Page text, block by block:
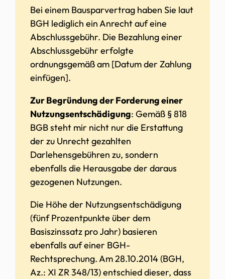
Bei einem Bausparvertrag haben Sie laut
BGH lediglich ein Anrecht auf eine
Abschlussgebühr. Die Bezahlung einer
Abschlussgebühr erfolgte
ordnungsgemäß am [Datum der Zahlung
einfügen].
Zur Begründung der Forderung einer
Nutzungsentschädigung: Gemäß § 818
BGB steht mir nicht nur die Erstattung
der zu Unrecht gezahlten
Darlehensgebühren zu, sondern
ebenfalls die Herausgabe der daraus
gezogenen Nutzungen.
Die Höhe der Nutzungsentschädigung
(fünf Prozentpunkte über dem
Basiszinssatz pro Jahr) basieren
ebenfalls auf einer BGH-
Rechtsprechung. Am 28.10.2014 (BGH,
Az.: XI ZR 348/13) entschied dieser, dass